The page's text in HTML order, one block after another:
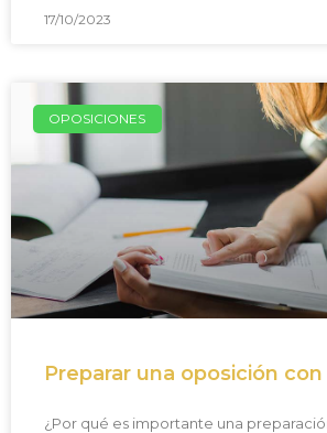
17/10/2023
OPOSICIONES
Preparar una oposición
¿Por qué es importante una